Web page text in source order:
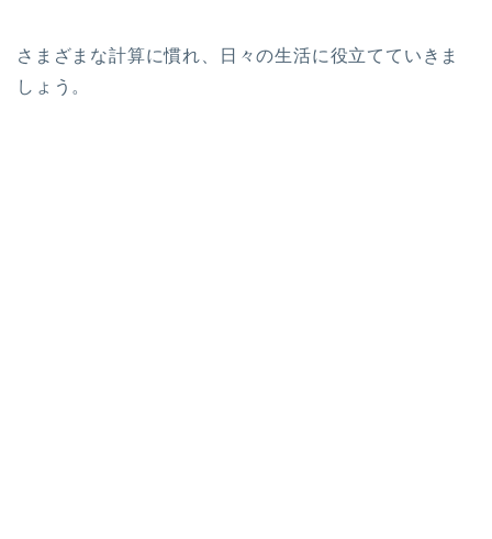
さまざまな計算に慣れ、日々の生活に役立てていきま
しょう。